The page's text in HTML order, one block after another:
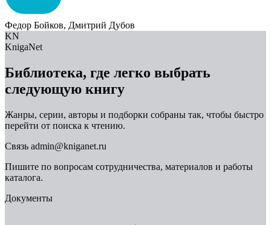
Федор Бойков, Дмитрий Дубов
KN
KnigaNet
Библиотека, где легко выбрать
следующую книгу
Жанры, серии, авторы и подборки собраны так, чтобы быстро
перейти от поиска к чтению.
Связь admin@kniganet.ru
Пишите по вопросам сотрудничества, материалов и работы
каталога.
Документы